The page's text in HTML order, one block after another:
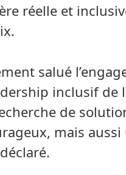
réelle et
salué
inclusif de
de
mais